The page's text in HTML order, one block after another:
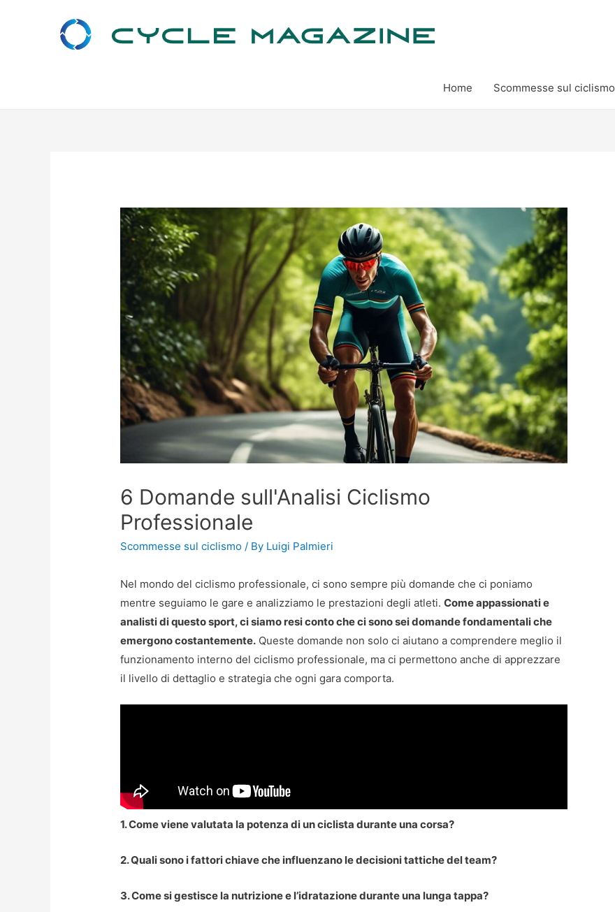
Home Scommesse sul ciclismo
6 Domande sull'Analisi Ciclismo
Professionale
Scommesse sul ciclismo / By Luigi Palmieri
Nel mondo del ciclismo professionale, ci sono sempre più domande che ci poniamo
mentre seguiamo le gare e analizziamo le prestazioni degli atleti.Come appassionati e
analisti di questo sport, ci siamo resi conto che ci sono sei domande fondamentali che
emergono costantemente. Queste domande non solo ci aiutano a comprendere meglio il
funzionamento interno del ciclismo professionale, ma ci permettono anche di apprezzare
il livello di dettaglio e strategia che ogni gara comporta.
1. Come viene valutata la potenza di un ciclista durante una corsa?
2. Quali sono i fattori chiave che influenzano le decisioni tattiche del team?
3. Come si gestisce la nutrizione e l’idratazione durante una lunga tappa?